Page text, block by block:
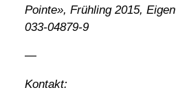
Pointe», Frühling 2015,
033-04879-9
—
Kontakt: